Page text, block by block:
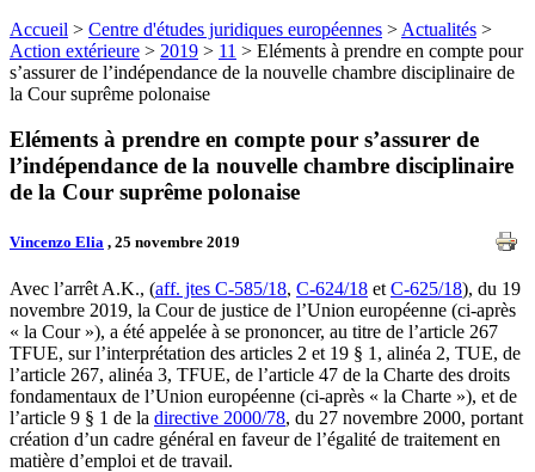
Accueil > Centre d'études juridiques européennes > Actualités >
Action extérieure > 2019 > 11 > Eléments à prendre en compte pour
s’assurer de l’indépendance de la nouvelle chambre disciplinaire de
la Cour suprême polonaise
Eléments à prendre en compte pour s’assurer de
l’indépendance de la nouvelle chambre disciplinaire
de la Cour suprême polonaise
Vincenzo Elia , 25 novembre 2019
Avec l’arrêt A.K., (aff. jtes C-585/18, C-624/18 et C-625/18), du 19
novembre 2019, la Cour de justice de l’Union européenne (ci-après
« la Cour »), a été appelée à se prononcer, au titre de l’article 267
TFUE, sur l’interprétation des articles 2 et 19 § 1, alinéa 2, TUE, de
l’article 267, alinéa 3, TFUE, de l’article 47 de la Charte des droits
fondamentaux de l’Union européenne (ci-après « la Charte »), et de
l’article 9 § 1 de la directive 2000/78, du 27 novembre 2000, portant
création d’un cadre général en faveur de l’égalité de traitement en
matière d’emploi et de travail.